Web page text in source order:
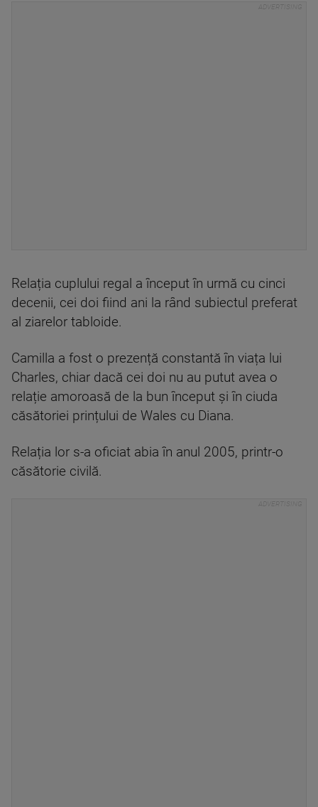
Relația cuplului regal a început în urmă cu cinci
decenii, cei doi fiind ani la rând subiectul preferat
al ziarelor tabloide.
Camilla a fost o prezență constantă în viața lui
Charles, chiar dacă cei doi nu au putut avea o
relație amoroasă de la bun început și în ciuda
căsătoriei prințului de Wales cu Diana.
Relația lor s-a oficiat abia în anul 2005, printr-o
căsătorie civilă.